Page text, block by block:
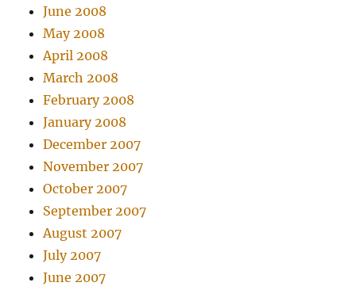
June 2008
May 2008
April 2008
March 2008
February 2008
January 2008
December 2007
November 2007
October 2007
September 2007
August 2007
July 2007
June 2007